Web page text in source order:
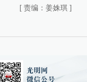
[ 责编：姜姝琪 ]